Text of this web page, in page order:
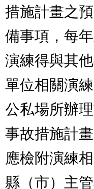
措施計畫之
備事項，每
演練得與其
單位相關演練
公私場所辦
事故措施計
應檢附演練
縣（市）主